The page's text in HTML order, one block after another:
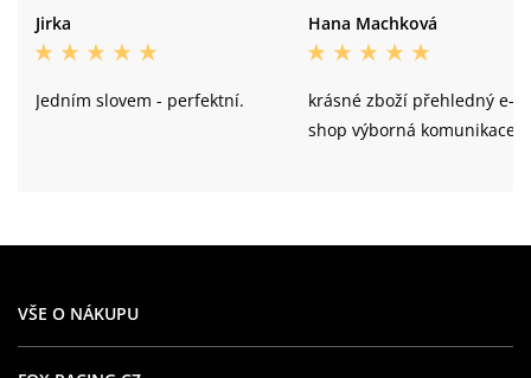
Jirka
Jedním slovem - perfektní.
Hana Machková
krásné zboží přehledný e-
shop výborná komunikace
VŠE O NÁKUPU